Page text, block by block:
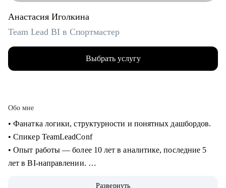
Анастасия Иголкина
Team Lead BI в Спортмастер
Выбрать услугу
Обо мне
• Фанатка логики, структурности и понятных дашбордов.
• Спикер TeamLeadConf
• Опыт работы — более 10 лет в аналитике, последние 5
лет в BI-направлении.
Развернуть